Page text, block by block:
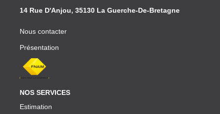
14 Rue D'Anjou, 35130 La Guerche-De-Bretagne
Nous contacter
Présentation
NOS SERVICES
Estimation